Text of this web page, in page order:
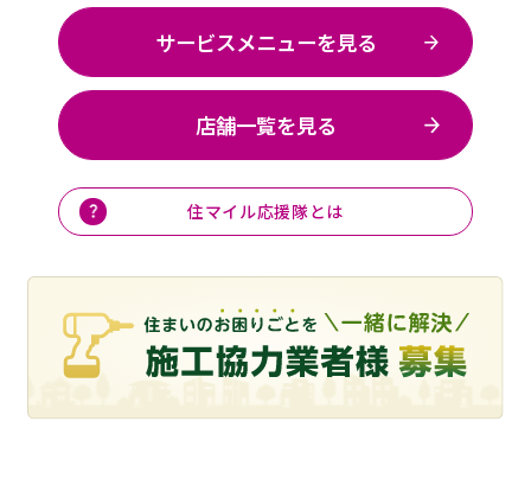
サービスメニューを見る
店舗一覧を見る
住マイル応援隊とは